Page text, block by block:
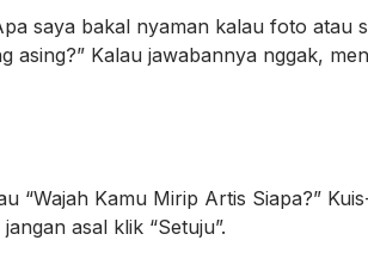
saya bakal nyaman kalau foto atau
Kalau jawabannya nggak,
“Wajah Kamu Mirip Artis Siapa?”
asal klik “Setuju”.